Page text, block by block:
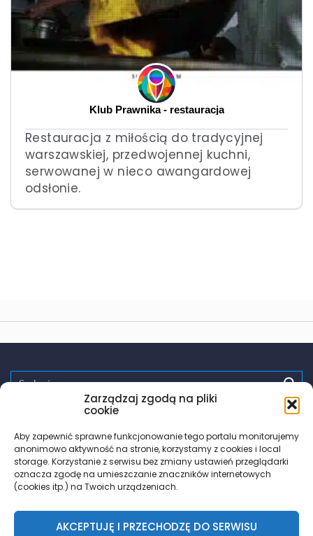
Zarządzaj zgodą na pliki
cookie
Aby zapewnić sprawne funkcjonowanie tego portalu monitorujemy
anonimowo aktywność na stronie, korzystamy z cookies i local
storage. Korzystanie z serwisu bez zmiany ustawień przeglądarki
oznacza zgodę na umieszczanie znaczników internetowych
(cookies itp.) na Twoich urządzeniach.
AKCEPTUJĘ I PRZECHODZĘ DO SERWISU
Klub Prawnika - restauracja
Restauracja z miłością do tradycyjnej
warszawskiej, przedwojennej kuchni,
serwowanej w nieco awangardowej
odsłonie.
randki wsparcie
testy hiv
trans
© 2018 – 2026 Znajdz.lgbt